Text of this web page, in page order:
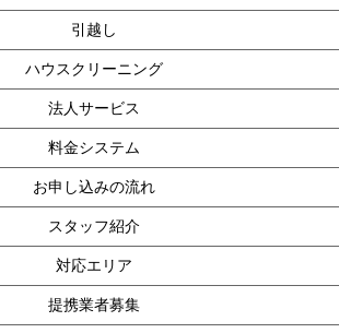
引越し
ハウスクリーニング
法人サービス
料金システム
お申し込みの流れ
スタッフ紹介
対応エリア
提携業者募集